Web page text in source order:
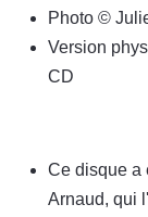
Photo ©
Version
CD
Ce disque a
Arnaud, qui